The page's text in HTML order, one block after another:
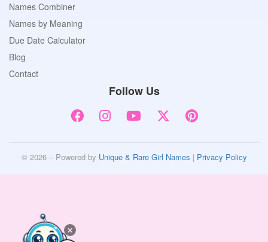
Names Combiner
Names by Meaning
Due Date Calculator
Blog
Contact
Follow Us
© 2026 – Powered by Unique & Rare Girl Names | Privacy Policy